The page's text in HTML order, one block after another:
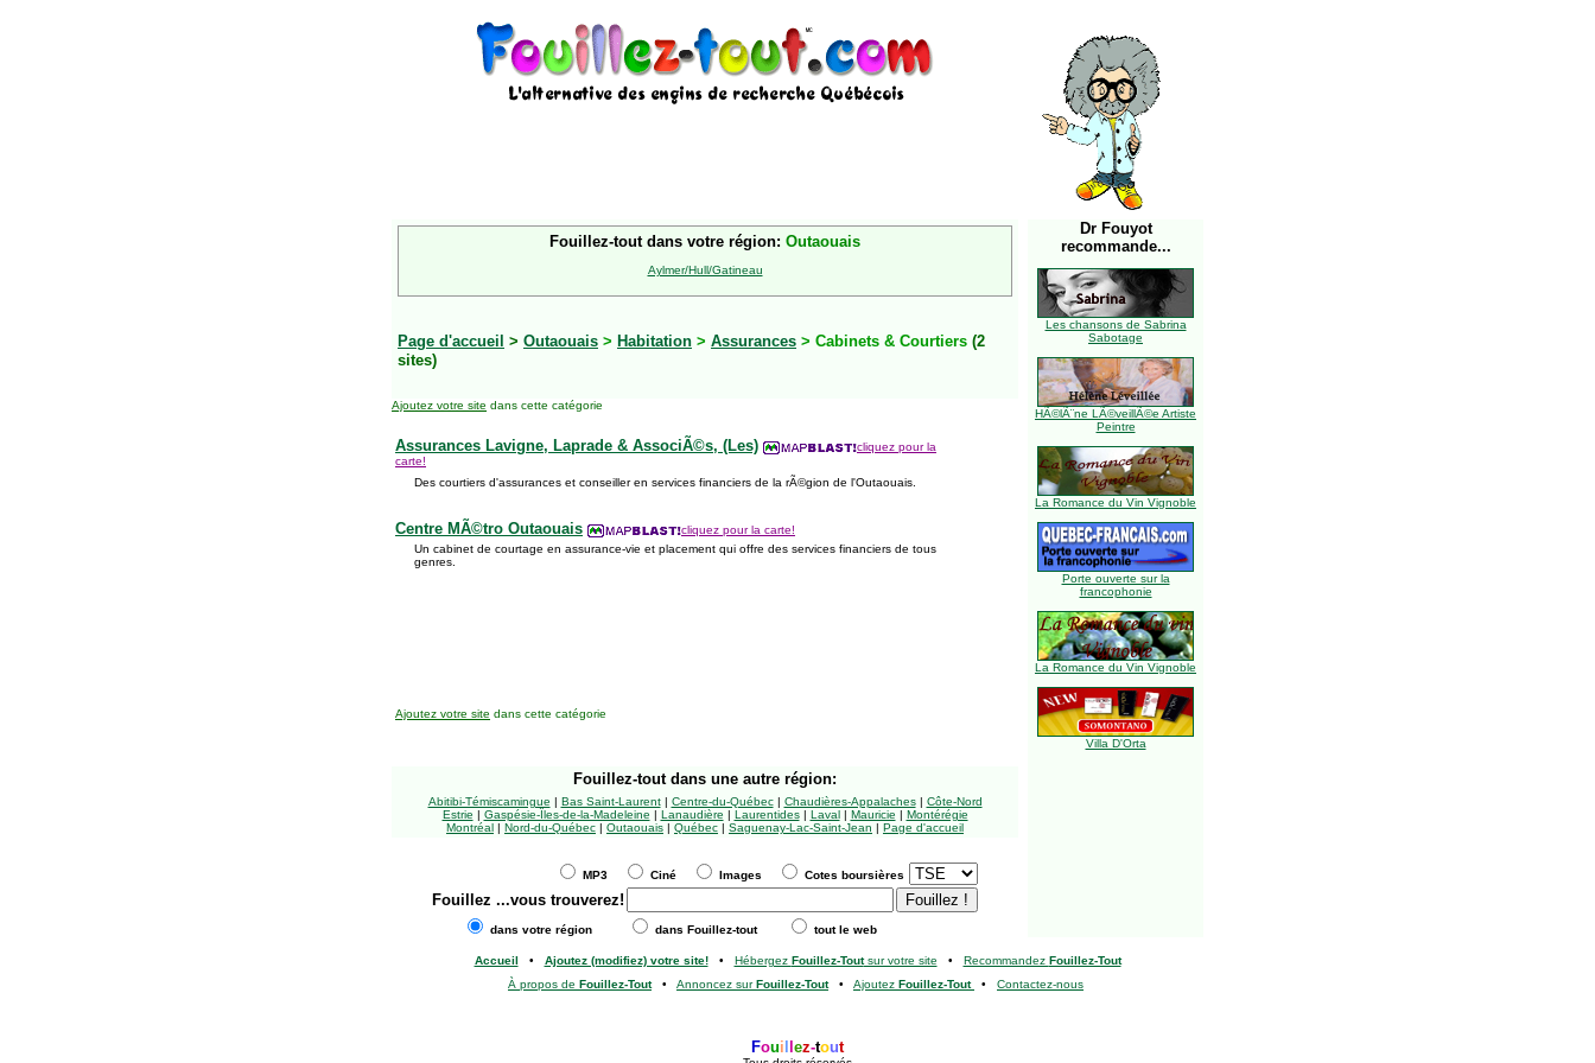
Fouillez-tout dans votre région: Outaouais
Aylmer/Hull/Gatineau
Page d'accueil > Outaouais > Habitation > Assurances > Cabinets & Courtiers (2
sites)
Ajoutez votre site dans cette catégorie
Assurances Lavigne, Laprade & AssociÃ©s, (Les)
cliquez pour la
carte!
Des courtiers d'assurances et conseiller en services financiers de la rÃ©gion de l'Outaouais.
Centre MÃ©tro Outaouais
cliquez pour la carte!
Un cabinet de courtage en assurance-vie et placement qui offre des services financiers de tous
genres.
Dr Fouyot
recommande...
Les chansons de Sabrina
Sabotage
HÃ©lÃ¨ne LÃ©veillÃ©e Artiste
Peintre
La Romance du Vin Vignoble
Porte ouverte sur la
francophonie
La Romance du Vin Vignoble
Villa D'Orta
Ajoutez votre site dans cette catégorie
Fouillez-tout dans une autre région:
Abitibi-Témiscamingue | Bas Saint-Laurent| Centre-du-Québec| Chaudières-Appalaches| Côte-Nord
Estrie | Gaspésie-Îles-de-la-Madeleine | Lanaudière | Laurentides| Laval| Mauricie | Montérégie
Montréal | Nord-du-Québec | Outaouais | Québec | Saguenay-Lac-Saint-Jean | Page d'accueil
MP3 Ciné Images Cotes boursières
Fouillez ...vous trouverez!
dans votre région dans Fouillez-tout tout le web
Accueil • Ajoutez (modifiez) votre site!• Hébergez Fouillez-Toutsur votre site • Recommandez Fouillez-Tout
À propos de Fouillez-Tout• Annoncez surFouillez-Tout• Ajoutez Fouillez-Tout • Contactez-nous
Foui ez-tout